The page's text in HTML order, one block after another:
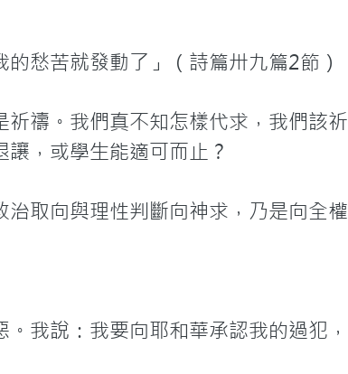
愁苦就發動了」（詩篇卅九篇2節）
禱。我們真不知怎樣代求，我們該
，或學生能適可而止？
取向與理性判斷向神求，乃是向全
。我說：我要向耶和華承認我的過犯